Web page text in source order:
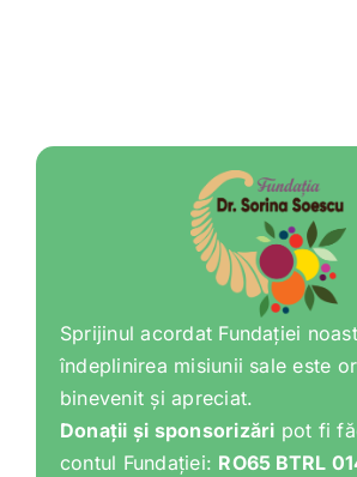
Sprijinul acordat Fundației
îndeplinirea misiunii sale este
binevenit și apreciat.
Donații și sponsorizări pot fi
contul Fundației: RO65 BTRL